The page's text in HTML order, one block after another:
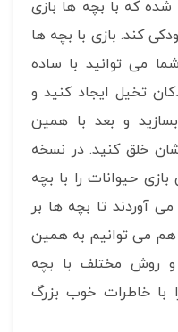
شده که با بچه ها بازی
کند. بازی با بچه ها
می توانید با ساده
تخیل ایجاد کنید و
و بعد با همین
خلق کنید. در نسخه
حیوانات را با بچه
آوردند تا بچه ها بر
هم می توانیم به همین
روش مختلف با بچه
با خاطرات خوب بزرگ